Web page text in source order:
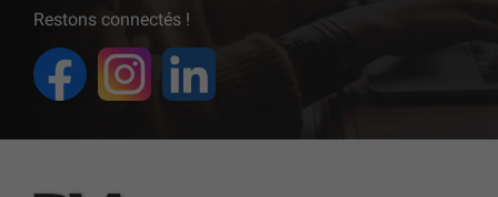
Restons connectés !